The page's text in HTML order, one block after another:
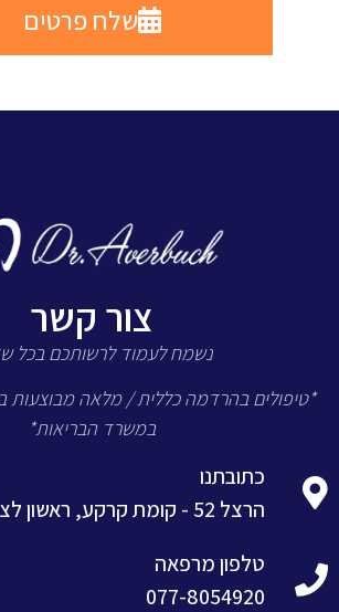
שלח פרטים
צור קשר
נשמח לעמוד לרשותכם בכל
*טיפולים בהרדמה כללית / מלאה מבוצעות
במשרד הבריאות*
כתובתנו
הרצל 52 - קומת קרקע, ראשון לציון
טלפון מרפאה
077-8054920